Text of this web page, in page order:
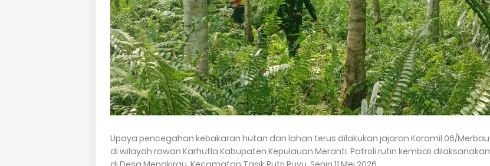
Upaya pencegahan kebakaran hutan dan lahan terus dilakukan jajaran Koramil 06/Merbau
di wilayah rawan Karhutla Kabupaten Kepulauan Meranti. Patroli rutin kembali dilaksanakan